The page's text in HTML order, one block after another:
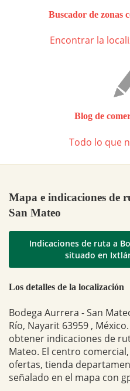
Buscador de zonas
Encontrar la
Blog de
Todo lo que
Mapa e indicaciones de
San Mateo
Indicaciones de ruta a
situado en
Los detalles de la localización
Bodega Aurrera - San
Río, Nayarit 63959 ,
obtener indicaciones de
Mateo. El centro
ofertas, tienda
señalado en el mapa con